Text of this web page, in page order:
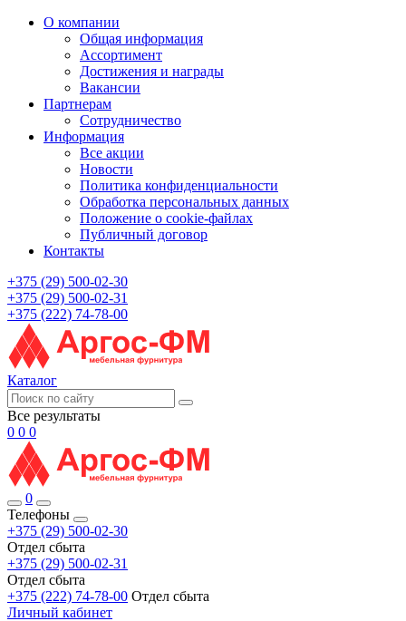
О компании
Общая информация
Ассортимент
Достижения и награды
Вакансии
Партнерам
Сотрудничество
Информация
Все акции
Новости
Политика конфиденциальности
Обработка персональных данных
Положение о cookie-файлах
Публичный договор
Контакты
+375 (29) 500-02-30
+375 (29) 500-02-31
+375 (222) 74-78-00
Каталог
Все результаты
0 0 0
0
Телефоны
+375 (29) 500-02-30
Отдел сбыта
+375 (29) 500-02-31
Отдел сбыта
+375 (222) 74-78-00 Отдел сбыта
Личный кабинет